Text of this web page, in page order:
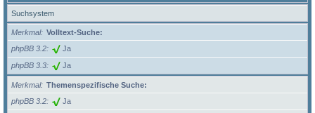
Suchsystem
Merkmal
Volltext-Suche:
phpBB 3.2
Ja
phpBB 3.3 Ja
Merkmal
Themenspezifische Suche:
phpBB 3.2
Ja